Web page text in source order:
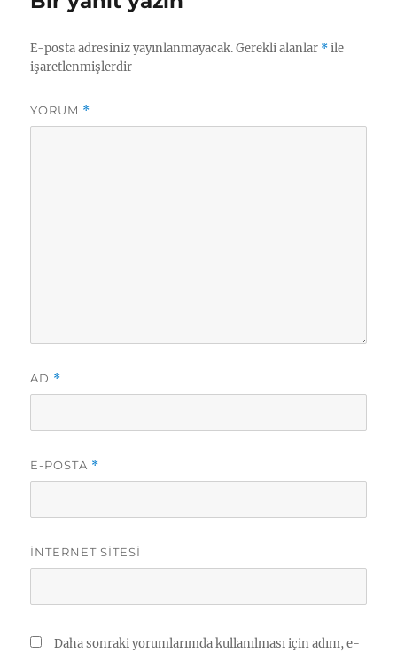
E-posta adresiniz yayınlanmayacak. Gerekli alanlar *ile
işaretlenmişlerdir
YORUM *
AD *
E-POSTA *
İNTERNET SITESI
Daha sonraki yorumlarımda kullanılması için adım, e-